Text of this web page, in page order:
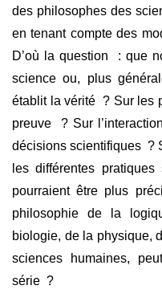
des philosophes des
en tenant compte des
D’où la question : que
science ou, plus
établit la vérité ? Sur les
preuve ? Sur
décisions scientifiques ?
les différentes
pourraient être plus
philosophie de la
biologie, de la physique,
sciences humaines,
série ?